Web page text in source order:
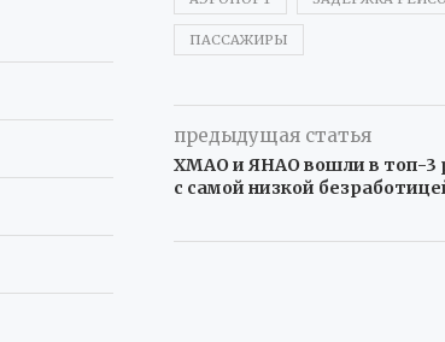
ПАССАЖИРЫ
предыдущая статья
ХМАО и ЯНАО вошли в топ-3
с самой низкой